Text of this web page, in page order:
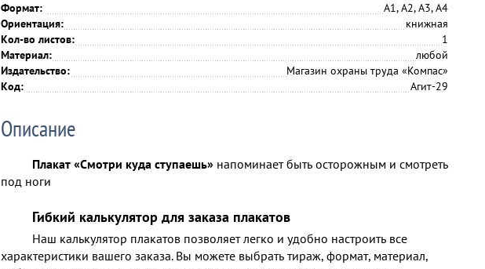
Формат:
А1, А2, А3, А4
Ориентация:
книжная
Кол-во листов:
1
Материал:
любой
Издательство:
Магазин охраны труда «Компас»
Код:
Агит-29
Описание
Плакат «Смотри куда ступаешь» напоминает быть осторожным и смотреть
под ноги
Гибкий калькулятор для заказа плакатов
Наш калькулятор плакатов позволяет легко и удобно настроить все
характеристики вашего заказа. Вы можете выбрать тираж, формат, материал,